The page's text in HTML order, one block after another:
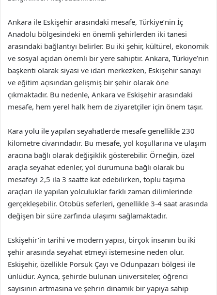
Ankara ile Eskişehir arasındaki mesafe, Türkiye’nin İç
Anadolu bölgesindeki en önemli şehirlerden iki tanesi
arasındaki bağlantıyı belirler. Bu iki şehir, kültürel, ekonomik
ve sosyal açıdan önemli bir yere sahiptir. Ankara, Türkiye’nin
başkenti olarak siyasi ve idari merkezken, Eskişehir sanayi
ve eğitim açısından gelişmiş bir şehir olarak öne
çıkmaktadır. Bu nedenle, Ankara ve Eskişehir arasındaki
mesafe, hem yerel halk hem de ziyaretçiler için önem taşır.
Kara yolu ile yapılan seyahatlerde mesafe genellikle 230
kilometre civarındadır. Bu mesafe, yol koşullarına ve ulaşım
aracına bağlı olarak değişiklik gösterebilir. Örneğin, özel
araçla seyahat edenler, yol durumuna bağlı olarak bu
mesafeyi 2,5 ila 3 saatte kat edebilirken, toplu taşıma
araçları ile yapılan yolculuklar farklı zaman dilimlerinde
gerçekleşebilir. Otobüs seferleri, genellikle 3-4 saat arasında
değişen bir süre zarfında ulaşımı sağlamaktadır.
Eskişehir’in tarihi ve modern yapısı, birçok insanın bu iki
şehir arasında seyahat etmeyi istemesine neden olur.
Eskişehir, özellikle Porsuk Çayı ve Odunpazarı bölgesi ile
ünlüdür. Ayrıca, şehirde bulunan üniversiteler, öğrenci
sayısının artmasına ve şehrin dinamik bir yapıya sahip